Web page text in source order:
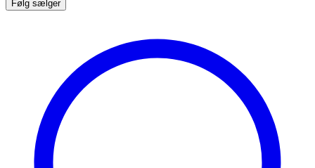
Følg sælger